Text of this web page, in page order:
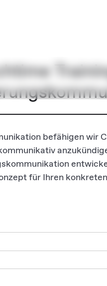
befähigen wir
für Ihren